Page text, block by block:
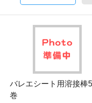
バレエシート用溶接棒
巻